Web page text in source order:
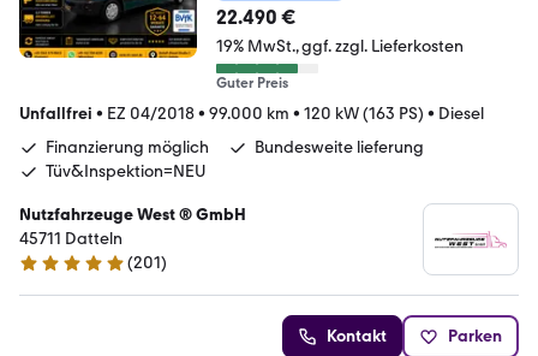
22.490 €
19% MwSt. ggf. zzgl. Lieferkosten
Guter Preis
Unfallfrei • EZ 04/2018• 99.000 km • 120 kW (163 PS) • Diesel
Finanzierung möglich
Bundesweite lieferung
Tüv&Inspektion=NEU
Nutzfahrzeuge West ® GmbH
45711 Datteln
4.9 Sterne
(201)
Kontakt Parken